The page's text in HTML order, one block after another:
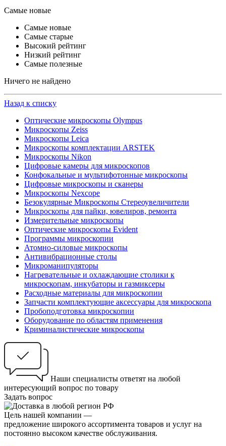
Самые новые
Самые новые
Самые старые
Высокий рейтинг
Низкий рейтинг
Самые полезные
Ничего не найдено
Назад к списку
Оптические микроскопы Olympus
Микроскопы Zeiss
Микроскопы Leica
Микроскопы комплектации ARSTEK
Микроскопы Nikon
Цифровые камеры для микроскопов
Конфокальные и мультифотонные микроскопы
Цифровые микроскопы и сканеры
Микроскопы Nexcope
Безокулярные Микроскопы Стереоувеличители
Микроскопы для пайки, ювелиров, ремонта
Измерительные микроскопы
Оптические микроскопы Evident
Программы микроскопии
Атомно-силовые микроскопы
Антивибрационные столы
Микроманипуляторы
Нагревательные и охлаждающие столики к
микроскопам, инкубаторы и газмиксеры
Расходные материалы для микроскопии
Запчасти комплектующие аксессуары для микроскопа
Пробоподготовка микроскопии
Оборудование по областям применения
Криминалистические микроскопы
Наши специалисты ответят на любой
интересующий вопрос по товару
Задать вопрос
Цель нашей компании —
предложение широкого ассортимента товаров и услуг на
постоянно высоком качестве обслуживания.